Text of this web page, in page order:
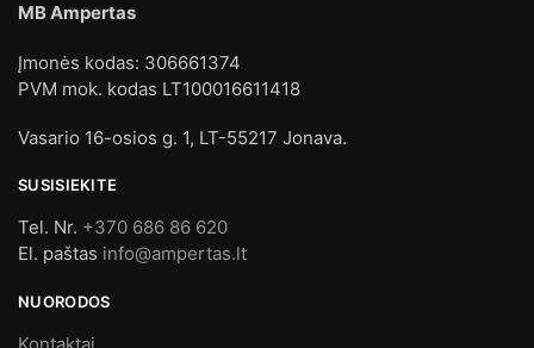
MB Ampertas
Įmonės kodas: 306661374
PVM mok. kodas LT100016611418
Vasario 16-osios g. 1, LT-55217 Jonava.
SUSISIEKITE
Tel. Nr. +370 686 86 620
El. paštas info@ampertas.lt
NUORODOS